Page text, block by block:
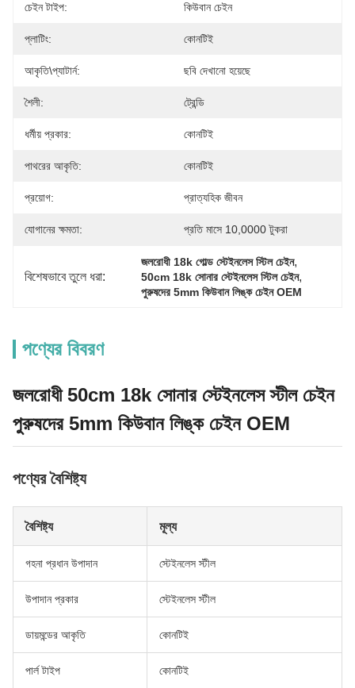
চেইন টাইপ: কিউবান চেইন
প্লাটিং: কোনটিই
আকৃতি\প্যাটার্ন: ছবি দেখানো হয়েছে
শৈলী: ট্রেন্ডি
ধর্মীয় প্রকার: কোনটিই
পাথরের আকৃতি: কোনটিই
প্রয়োগ: প্রাত্যহিক জীবন
যোগানের ক্ষমতা: প্রতি মাসে 10,0000 টুকরা
বিশেষভাবে তুলে ধরা:
জলরোধী 18k গোল্ড স্টেইনলেস স্টিল চেইন,
50cm 18k সোনার স্টেইনলেস স্টিল চেইন,
পুরুষদের 5mm কিউবান লিঙ্ক চেইন OEM
পণ্যের বিবরণ
জলরোধী 50cm 18k সোনার স্টেইনলেস স্টীল চেইন
পুরুষদের 5mm কিউবান লিঙ্ক চেইন OEM
পণ্যের বৈশিষ্ট্য
বৈশিষ্ট্য মূল্য
গহনা প্রধান উপাদান স্টেইনলেস স্টীল
উপাদান প্রকার স্টেইনলেস স্টীল
ডায়মন্ডের আকৃতি কোনটিই
পার্ল টাইপ কোনটিই